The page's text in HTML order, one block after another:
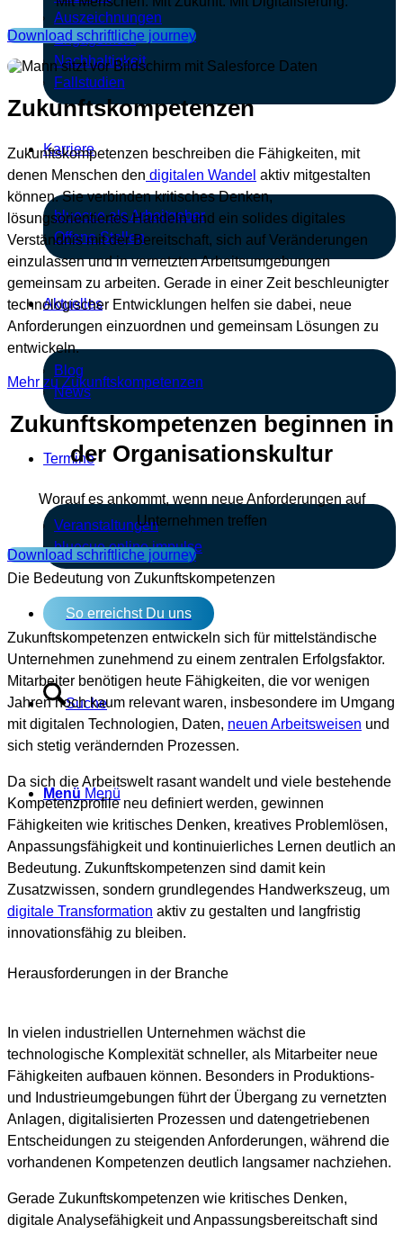
Auszeichnungen
Engagement
Nachhaltigkeit
Fallstudien
Karriere
bluecue als Arbeitgeber
Offene Stellen
Aktuelles
Blog
News
Termine
Veranstaltungen
bluecue online impulse
So erreichst Du uns
Suche
Menü Menü
Download schriftliche journey
Zukunftskompetenzen
Zukunftskompetenzen beschreiben die Fähigkeiten, mit
denen Menschen den digitalen Wandel aktiv mitgestalten
können. Sie verbinden kritisches Denken,
lösungsorientiertes Handeln und ein solides digitales
Verständnis mit der Bereitschaft, sich auf Veränderungen
einzulassen und in vernetzten Arbeitsumgebungen
gemeinsam zu arbeiten. Gerade in einer Zeit beschleunigter
technologischer Entwicklungen helfen sie dabei, neue
Anforderungen einzuordnen und gemeinsam Lösungen zu
entwickeln.
Mehr zu Zukunftskompetenzen
Zukunftskompetenzen beginnen in
der Organisationskultur
Worauf es ankommt, wenn neue Anforderungen auf
Unternehmen treffen
Download schriftliche journey
Die Bedeutung von Zukunftskompetenzen
Zukunftskompetenzen entwickeln sich für mittelständische
Unternehmen zunehmend zu einem zentralen Erfolgsfaktor.
Mitarbeiter benötigen heute Fähigkeiten, die vor wenigen
Jahren noch kaum relevant waren, insbesondere im Umgang
mit digitalen Technologien, Daten, neuen Arbeitsweisen und
sich stetig verändernden Prozessen.
Da sich die Arbeitswelt rasant wandelt und viele bestehende
Kompetenzprofile neu definiert werden, gewinnen
Fähigkeiten wie kritisches Denken, kreatives Problemlösen,
Anpassungsfähigkeit und kontinuierliches Lernen deutlich an
Bedeutung. Zukunftskompetenzen sind damit kein
Zusatzwissen, sondern grundlegendes Handwerkszeug, um
digitale Transformation aktiv zu gestalten und langfristig
innovationsfähig zu bleiben.
Herausforderungen in der Branche
In vielen industriellen Unternehmen wächst die
technologische Komplexität schneller, als Mitarbeiter neue
Fähigkeiten aufbauen können. Besonders in Produktions‑
und Industrieumgebungen führt der Übergang zu vernetzten
Anlagen, digitalisierten Prozessen und datengetriebenen
Entscheidungen zu steigenden Anforderungen, während die
vorhandenen Kompetenzen deutlich langsamer nachziehen.
Gerade Zukunftskompetenzen wie kritisches Denken,
digitale Analysefähigkeit und Anpassungsbereitschaft sind